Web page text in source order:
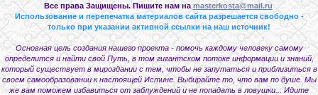
Все права Защищены. Пишите нам на masterkosta@mail.ru
Использование и перепечатка материалов сайта разрешается свободно -
только при указании активной ссылки на наш источник!
Основная цель создания нашего проекта - помочь каждому человеку самому
определится и найти свой Путь, в том гигантском потоке информации и знаний,
который существует в мироздании с тем, чтобы не запутаться и приблизиться в
своем самообразовании к настоящей Истине. Выбирайте то, что вам по душе. Мы
же вам поможем избавиться от заблуждений и не попадать в ловушки... Идите